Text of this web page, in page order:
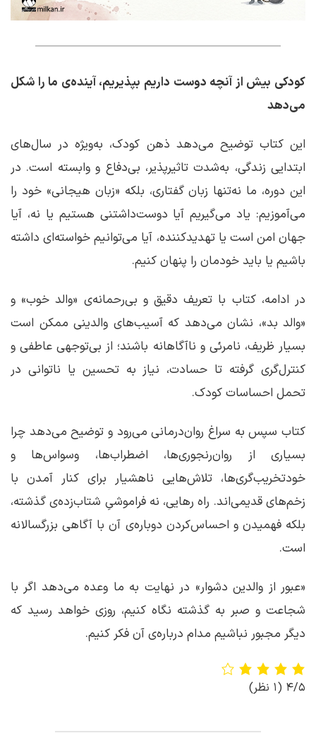
کودکی بیش از آنچه دوست داریم بپذیریم، آینده‌ی ما را شکل
می‌دهد
این کتاب توضیح می‌دهد ذهن کودک، به‌ویژه در سال‌های
ابتدایی زندگی، به‌شدت تاثیرپذیر، بی‌دفاع و وابسته است. در
این دوره، ما نه‌تنها زبان گفتاری، بلکه «زبان هیجانی» خود را
می‌آموزیم: یاد می‌گیریم آیا دوست‌داشتنی هستیم یا نه، آیا
جهان امن است یا تهدیدکننده، آیا می‌توانیم خواسته‌ای داشته
باشیم یا باید خودمان را پنهان کنیم.
در ادامه، کتاب با تعریف دقیق و بی‌رحمانه‌ی «والد خوب» و
«والد بد»، نشان می‌دهد که آسیب‌های والدینی ممکن است
بسیار ظریف، نامرئی و ناآگاهانه باشند؛ از بی‌توجهی عاطفی و
کنترل‌گری گرفته تا حسادت، نیاز به تحسین یا ناتوانی در
تحمل احساسات کودک.
کتاب سپس به سراغ روان‌درمانی می‌رود و توضیح می‌دهد چرا
بسیاری از روان‌رنجوری‌ها، اضطراب‌ها، وسواس‌ها و
خودتخریب‌گری‌ها، تلاش‌هایی ناهشیار برای کنار آمدن با
زخم‌های قدیمی‌اند. راه رهایی، نه فراموشیِ شتاب‌زده‌ی گذشته،
بلکه فهمیدن و احساس‌کردن دوباره‌ی آن با آگاهی بزرگسالانه
است.
«عبور از والدین دشوار» در نهایت به ما وعده‌ می‌دهد اگر با
شجاعت و صبر به گذشته نگاه کنیم، روزی خواهد رسید که
دیگر مجبور نباشیم مدام درباره‌ی آن فکر کنیم.
4/5 (1 نظر)